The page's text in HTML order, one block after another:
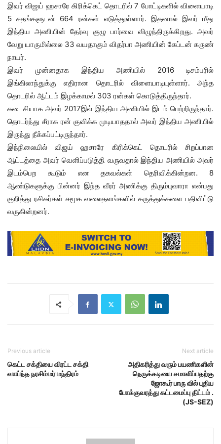
இவர் விஜய் ஹசாரே கிரிக்கெட் தொடரில் 7 போட்டிகளில் விளையாடி
5 சதங்களுடன் 664 ரன்கள் எடுத்துள்ளார். இதனால் இவர் மீது
இந்திய அணியின் தேர்வு குழு பார்வை விழுந்திருக்கிறது. அவர்
வேறு யாருமில்லை 33 வயதாகும் விதர்பா அணியின் கேப்டன் கருண்
நாயர்.
இவர் முன்னதாக இந்திய அணியில் 2016 டிசம்பரில்
இங்கிலாந்துக்கு எதிரான தொடரில் விளையாடியுள்ளார். அந்த
தொடரில் ஆட்டம் இழக்காமல் 303 ரன்கள் கொடுத்திருந்தார்.
கடைசியாக அவர் 2017இல் இந்திய அணியில் இடம் பெற்றிருந்தார்.
தொடர்ந்து சீராக ரன் குவிக்க முடியாததால் அவர் இந்திய அணியில்
இருந்து நீக்கப்பட்டிருந்தார்.
இந்நிலையில் விஜய் ஹசாரே கிரிக்கெட் தொடரில் சிறப்பான
ஆட்டத்தை அவர் வெளிப்படுத்தி வருவதால் இந்திய அணியில் அவர்
இடம்பெற கூடும் என தகவல்கள் தெரிவிக்கின்றன. 8
ஆண்டுகளுக்கு பின்னர் இந்த வீரர் அணிக்கு திரும்புவாரா என்பது
குறித்து ரசிகர்கள் சமூக வலைதளங்களில் கருத்துக்களை பதிவிட்டு
வருகின்றனர்.
Previous article
கெட்ட சக்தியை விரட்ட சக்தி
வாய்ந்த நரசிம்மர் மந்திரம்
Next article
அதிகரித்து வரும் பயணிகளின்
நெருக்கடியை சமாளிப்பதற்கு
ஜோகூர் பாரு வில் புதிய
போக்குவரத்து கட்டமைப்பு திட்டம் .
(JS-SEZ)